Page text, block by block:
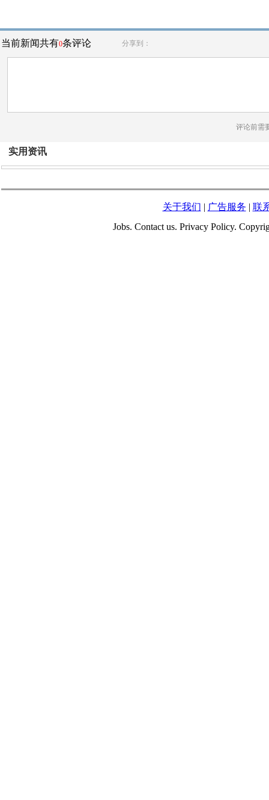
当前新闻共有0条评论 分享到：
评论前需
实用资讯
关于我们 | 广告服务 | 联
Jobs. Contact us. Privacy Policy.